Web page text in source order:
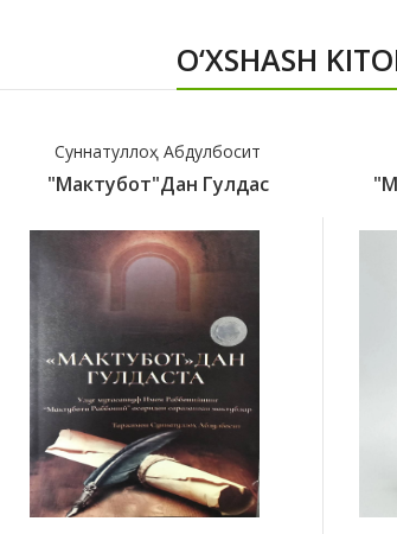
O‘XSHASH
Суннатуллоҳ Абдулбосит
"Мактубот"дан Гулдас